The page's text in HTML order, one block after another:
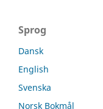
Sprog
Dansk
English
Svenska
Norsk Bokmål